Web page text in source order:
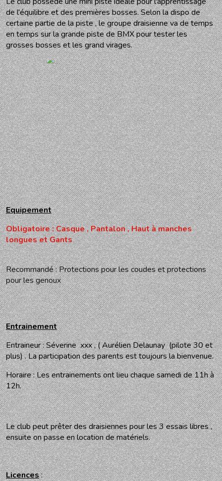
de l'équilibre et des premières bosses. Selon la dispo de
certaine partie de la piste , le groupe draisienne va de temps
en temps sur la grande piste de BMX pour tester les
grosses bosses et les grand virages.
Equipement
Obligatoire : Casque , Pantalon , Haut à manches
longues et Gants
Recommandé : Protections pour les coudes et protections
pour les genoux
Entrainement
Entraineur : Séverine xxx , ( Aurélien Delaunay (pilote 30 et
plus) . La participation des parents est toujours la bienvenue.
Horaire : Les entrainements ont lieu chaque samedi de 11h à
12h.
Le club peut prêter des draisiennes pour les 3 essais libres ,
ensuite on passe en location de matériels.
Licences: